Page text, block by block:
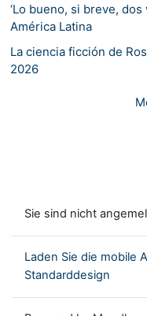
‘Lo bueno, si breve,
América Latina
La ciencia ficción de
2026
Sie sind nicht
Laden Sie die mobile
Standarddesign